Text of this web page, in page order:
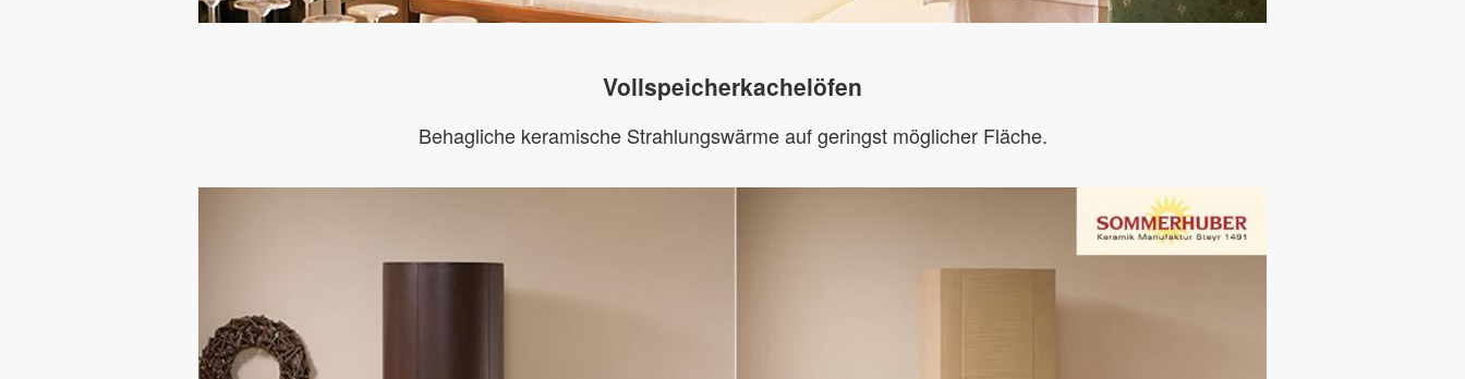
Vollspeicherkachelöfen
Behagliche keramische Strahlungswärme auf geringst möglicher Fläche.